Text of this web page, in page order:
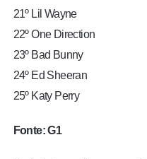
21º Lil Wayne
22º One Direction
23º Bad Bunny
24º Ed Sheeran
25º Katy Perry
Fonte: G1